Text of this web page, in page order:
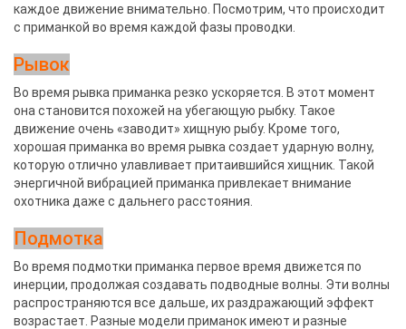
каждое движение внимательно. Посмотрим, что происходит
с приманкой во время каждой фазы проводки.
Рывок
Во время рывка приманка резко ускоряется. В этот момент
она становится похожей на убегающую рыбку. Такое
движение очень «заводит» хищную рыбу. Кроме того,
хорошая приманка во время рывка создает ударную волну,
которую отлично улавливает притаившийся хищник. Такой
энергичной вибрацией приманка привлекает внимание
охотника даже с дальнего расстояния.
Подмотка
Во время подмотки приманка первое время движется по
инерции, продолжая создавать подводные волны. Эти волны
распространяются все дальше, их раздражающий эффект
возрастает. Разные модели приманок имеют и разные